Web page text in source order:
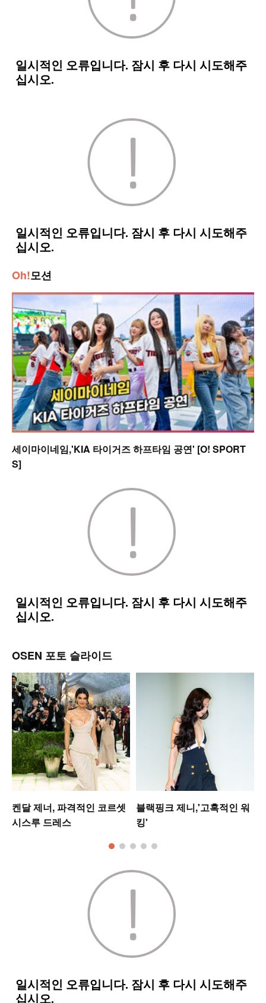
Oh!모션
세이마이네임,'KIA 타이거즈 하프타임 공연' [O! SPORT
S]
OSEN 포토 슬라이드
켄달 제너, 파격적인 코르셋
시스루 드레스
블랙핑크 제니,'고혹적인 워
킹'